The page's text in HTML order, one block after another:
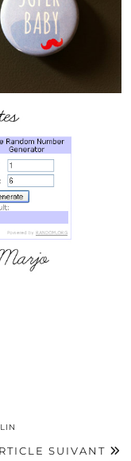
SUIVANT